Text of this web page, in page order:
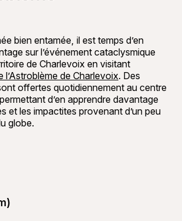
bien entamée, il est temps d’en
sur l’événement cataclysmique
de Charlevoix en visitant
l’Astroblème de Charlevoix. Des
offertes quotidiennement au centre
d’en apprendre davantage
et les impactites provenant d’un peu
globe.